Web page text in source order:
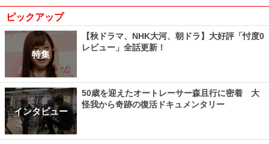
ピックアップ
特集
【秋ドラマ、NHK大河、朝ドラ】大好評「忖度0
レビュー」全話更新！
インタビュー
50歳を迎えたオートレーサー森且行に密着 大
怪我から奇跡の復活ドキュメンタリー